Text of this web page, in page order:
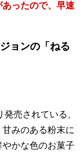
ったので、早速
ョンの「ねる
売されている、
みのある粉末に
かな色のお菓子